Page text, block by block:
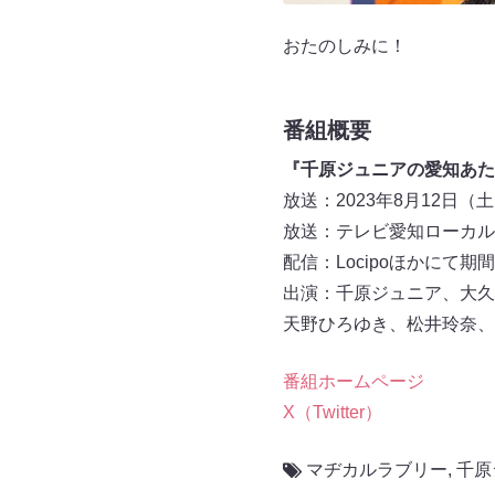
おたのしみに！
番組概要
『千原ジュニアの愛知あ
放送：2023年8月12日（
放送：テレビ愛知ローカル
配信：Locipoほかにて期
出演：千原ジュニア、大
天野ひろゆき、松井玲奈
番組ホームページ
X（Twitter）
マヂカルラブリー, 千